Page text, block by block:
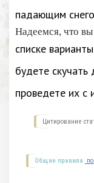
падающим
Надеемся, что
списке
будете
проведете их с
Цитирование
Общие правила